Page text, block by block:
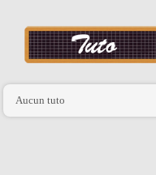
Aucun tuto